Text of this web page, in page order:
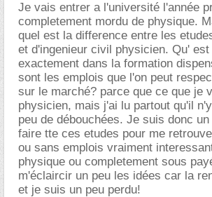
Je vais entrer a l'université l'année
completement mordu de physique.
quel est la difference entre les
et d'ingenieur civil physicien. Qu'
exactement dans la formation
sont les emplois que l'on peut
sur le marché? parce que ce que je
physicien, mais j'ai lu partout qu'il
peu de débouchées. Je suis donc
faire tte ces etudes pour me
ou sans emplois vraiment
physique ou completement sous
m'éclaircir un peu les idées car la
et je suis un peu perdu!